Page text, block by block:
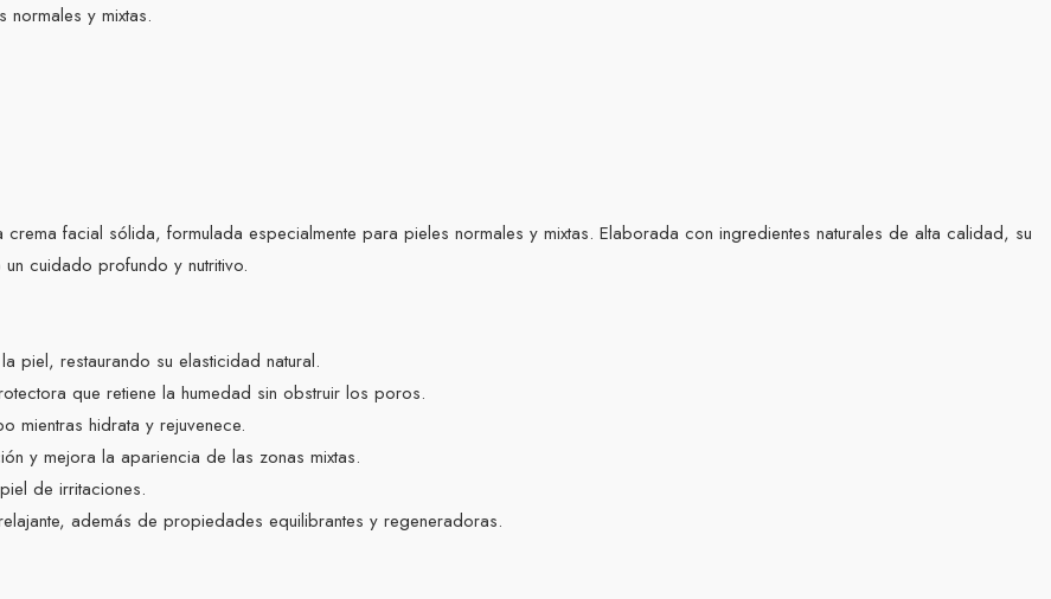
y mixtas.
facial sólida, formulada especialmente para pieles normales y mixtas. Elaborada con ingredientes naturales de alta calidad, su
cuidado profundo y nutritivo.
piel, restaurando su elasticidad natural.
que retiene la humedad sin obstruir los poros.
mientras hidrata y rejuvenece.
y mejora la apariencia de las zonas mixtas.
de irritaciones.
además de propiedades equilibrantes y regeneradoras.